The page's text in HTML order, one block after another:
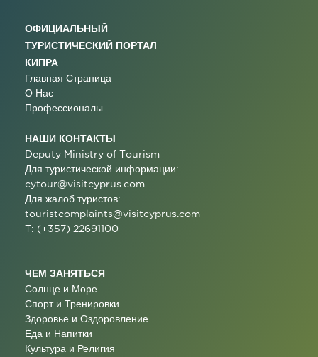
ОФИЦИАЛЬНЫЙ
ТУРИСТИЧЕСКИЙ ПОРТАЛ
КИПРА
Главная Страница
О Нас
Профессионалы
НАШИ КОНТАКТЫ
Deputy Ministry of Tourism
Для туристической информации:
cytour@visitcyprus.com
Для жалоб туристов:
touristcomplaints@visitcyprus.com
T: (+357) 22691100
ЧЕМ ЗАНЯТЬСЯ
Солнце и Море
Спорт и Тренировки
Здоровье и Оздоровление
Еда и Напитки
Культура и Религия